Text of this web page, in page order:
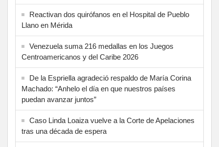
Reactivan dos quirófanos en el Hospital de Pueblo
Llano en Mérida
Venezuela suma 216 medallas en los Juegos
Centroamericanos y del Caribe 2026
De la Espriella agradeció respaldo de María Corina
Machado: “Anhelo el día en que nuestros países
puedan avanzar juntos”
Caso Linda Loaiza vuelve a la Corte de Apelaciones
tras una década de espera